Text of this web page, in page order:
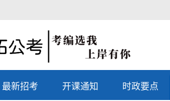
最新招考 开课通知 时政要点